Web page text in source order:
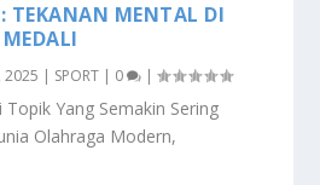
TEKANAN MENTAL DI
2025 | SPORT | 0 |
Yang Semakin Sering
Olahraga Modern,